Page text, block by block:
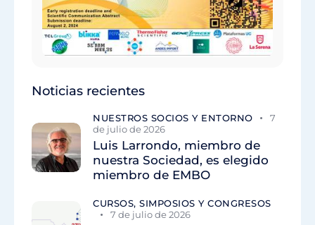
Noticias recientes
NUESTROS SOCIOS Y ENTORNO
7
de julio de 2026
Luis Larrondo, miembro de
nuestra Sociedad, es elegido
miembro de EMBO
CURSOS, SIMPOSIOS Y CONGRESOS
7 de julio de 2026